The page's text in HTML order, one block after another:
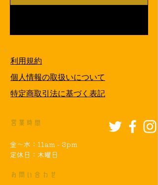
利用規約
個人情報の取扱いについて
特定商取引法に基づく表記
営業時間
金～水：11am - 3pm
​定休日：木曜日
お問い合わせ